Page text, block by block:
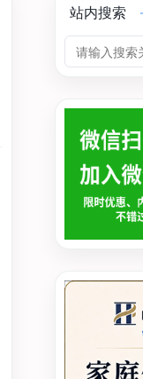
站内搜索